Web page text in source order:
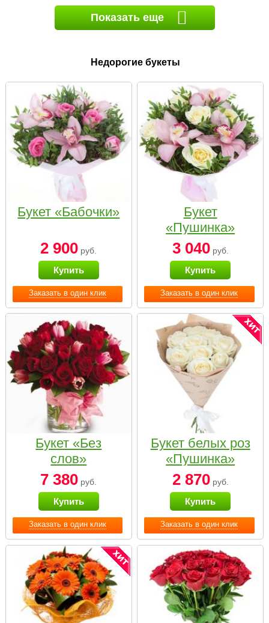
Показать еще
Недорогие букеты
Заказать в один клик
Букет «Бабочки»
2 900 руб.
Купить
Заказать в один клик
Букет
«Пушинка»
3 040руб.
Купить
Заказать в один клик
Букет «Без
слов»
7 380 руб.
Купить
Заказать в один клик
Букет белых роз
«Пушинка»
2 870руб.
Купить